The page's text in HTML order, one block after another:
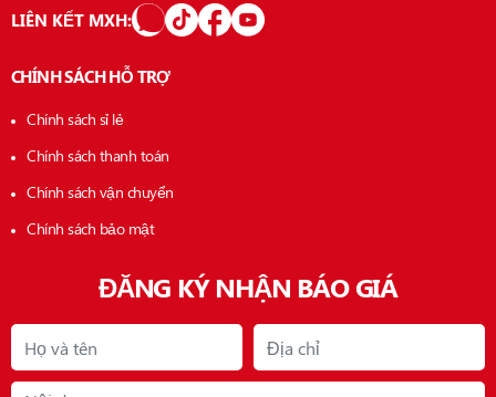
LIÊN KẾT MXH:
CHÍNH SÁCH HỖ TRỢ
Chính sách sỉ lẻ
Chính sách thanh toán
Chính sách vận chuyển
Chính sách bảo mật
ĐĂNG KÝ NHẬN BÁO GIÁ